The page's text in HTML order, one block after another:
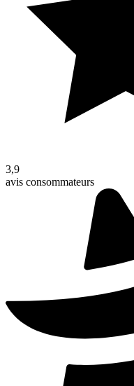
3,9
avis consommateurs